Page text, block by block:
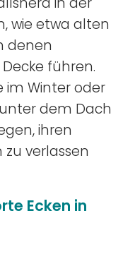
wie etwa alten
denen
führen.
im Winter oder
dem Dach
ihren
verlassen
Ecken in